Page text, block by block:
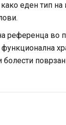
како еден тип
референца во